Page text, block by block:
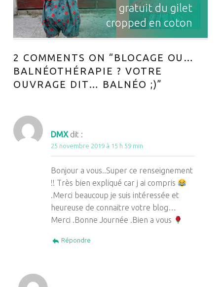
gratuit du gilet
cropped en coton
2 COMMENTS ON “ BLOCAGE OU…
BALNÉOTHÉRAPIE ? VOTRE
OUVRAGE DIT… BALNÉO ;)”
DMX dit :
25 novembre 2019 à 15 h 59 min
Bonjour a vous..Super ce renseignement
!! Très bien expliqué car j ai compris
.Merci beaucoup je suis intéressée et
heureuse de connaitre votre blog…
Merci .Bonne Journée .Bien a vous
Répondre